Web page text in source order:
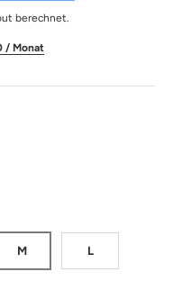
berechnet.
/ Monat
M L